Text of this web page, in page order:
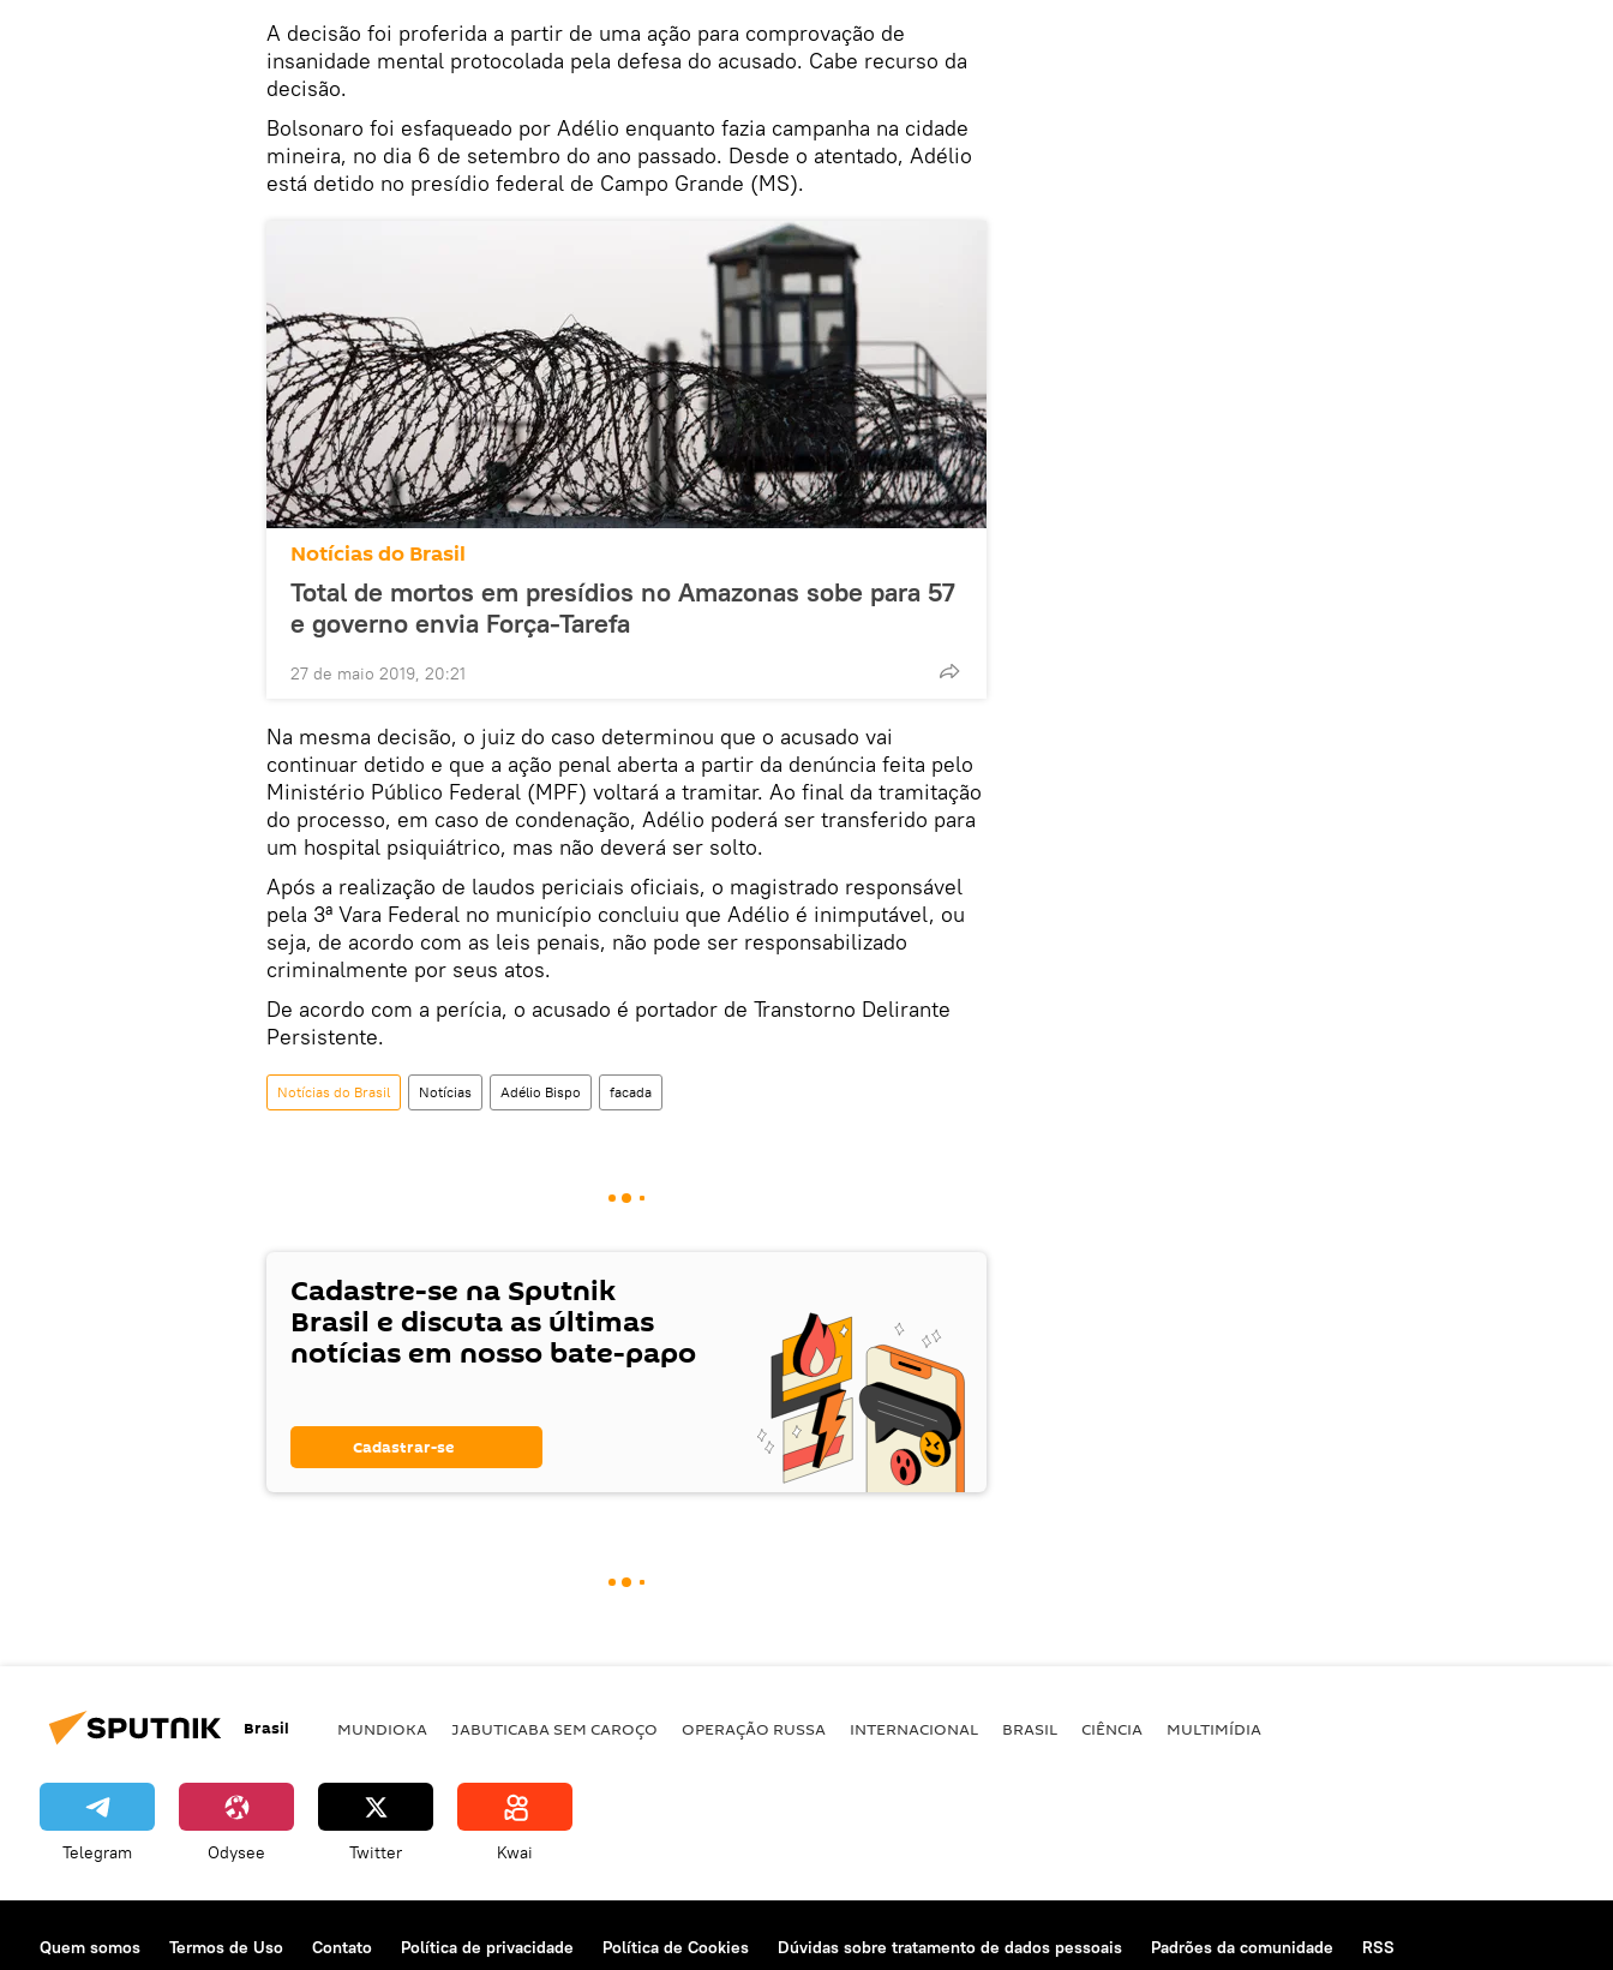
A decisão foi proferida a partir de uma ação para comprovação de
insanidade mental protocolada pela defesa do acusado. Cabe recurso da
decisão.
Bolsonaro foi esfaqueado por Adélio enquanto fazia campanha na cidade
mineira, no dia 6 de setembro do ano passado. Desde o atentado, Adélio
está detido no presídio federal de Campo Grande (MS).
Notícias do Brasil
Total de mortos em presídios no Amazonas sobe para 57
e governo envia Força-Tarefa
27 de maio 2019, 20:21
Na mesma decisão, o juiz do caso determinou que o acusado vai
continuar detido e que a ação penal aberta a partir da denúncia feita pelo
Ministério Público Federal (MPF) voltará a tramitar. Ao final da tramitação
do processo, em caso de condenação, Adélio poderá ser transferido para
um hospital psiquiátrico, mas não deverá ser solto.
Após a realização de laudos periciais oficiais, o magistrado responsável
pela 3ª Vara Federal no município concluiu que Adélio é inimputável, ou
seja, de acordo com as leis penais, não pode ser responsabilizado
criminalmente por seus atos.
De acordo com a perícia, o acusado é portador de Transtorno Delirante
Persistente.
Notícias do Brasil Notícias Adélio Bispo facada
Cadastre-se na Sputnik
Brasil e discuta as últimas
notícias em nosso bate-papo
Cadastrar-se
Brasil MUNDIOKA JABUTICABA SEM CAROÇO OPERAÇÃO RUSSA INTERNACIONAL BRASIL CIÊNCIA MULTIMÍDIA
Telegram Odysee Twitter Kwai
Quem somos Termos de Uso Contato Política de privacidade Política de Cookies Dúvidas sobre tratamento de dados pessoais Padrões da comunidade
RSS